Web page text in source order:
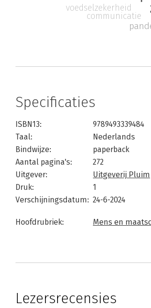
communicatie
voedselzekerheid
Specificaties
ISBN13:
9789493339484
Taal:
Nederlands
Bindwijze:
paperback
Aantal pagina's:
272
Uitgever:
Uitgeverij Pluim
Druk:
1
Verschijningsdatum: 24-6-2024
Hoofdrubriek: Mens en
Lezersrecensies